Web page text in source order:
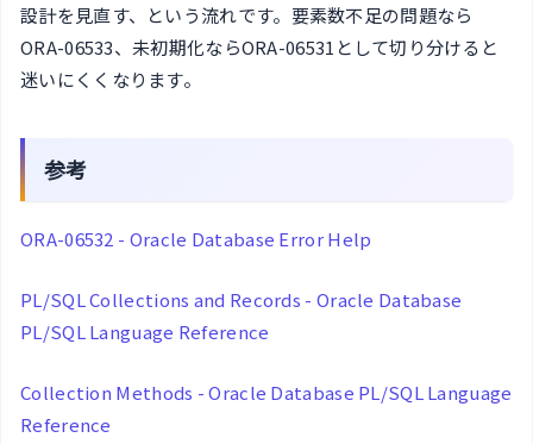
設計を見直す、という流れです。要素数不足の問題なら
ORA-06533、未初期化ならORA-06531として切り分けると
迷いにくくなります。
参考
ORA-06532 - Oracle Database Error Help
PL/SQL Collections and Records - Oracle Database
PL/SQL Language Reference
Collection Methods - Oracle Database PL/SQL Language
Reference